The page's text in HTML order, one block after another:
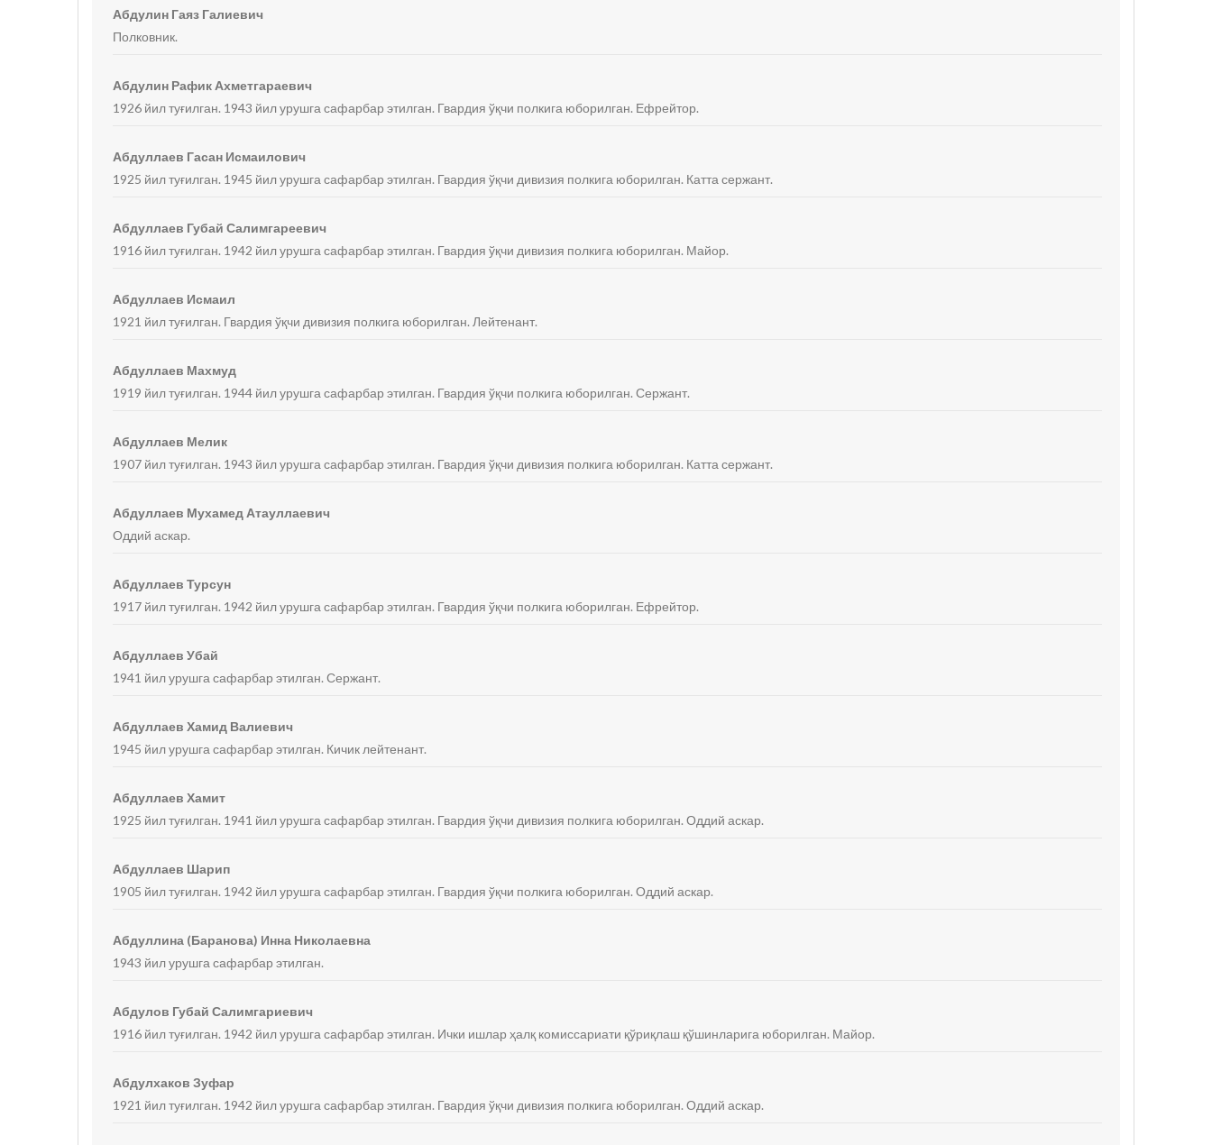
Абдулин Гаяз Галиевич
Полковник.
Абдулин Рафик Ахметгараевич
1926 йил туғилган. 1943 йил урушга сафарбар этилган. Гвардия ўқчи полкига юборилган. Ефрейтор.
Абдуллаев Гасан Исмаилович
1925 йил туғилган. 1945 йил урушга сафарбар этилган. Гвардия ўқчи дивизия полкига юборилган. Катта сержант.
Абдуллаев Губай Салимгареевич
1916 йил туғилган. 1942 йил урушга сафарбар этилган. Гвардия ўқчи дивизия полкига юборилган. Майор.
Абдуллаев Исмаил
1921 йил туғилган. Гвардия ўқчи дивизия полкига юборилган. Лейтенант.
Абдуллаев Махмуд
1919 йил туғилган. 1944 йил урушга сафарбар этилган. Гвардия ўқчи полкига юборилган. Сержант.
Абдуллаев Мелик
1907 йил туғилган. 1943 йил урушга сафарбар этилган. Гвардия ўқчи дивизия полкига юборилган. Катта сержант.
Абдуллаев Мухамед Атауллаевич
Оддий аскар.
Абдуллаев Турсун
1917 йил туғилган. 1942 йил урушга сафарбар этилган. Гвардия ўқчи полкига юборилган. Ефрейтор.
Абдуллаев Убай
1941 йил урушга сафарбар этилган. Сержант.
Абдуллаев Хамид Валиевич
1945 йил урушга сафарбар этилган. Кичик лейтенант.
Абдуллаев Хамит
1925 йил туғилган. 1941 йил урушга сафарбар этилган. Гвардия ўқчи дивизия полкига юборилган. Оддий аскар.
Абдуллаев Шарип
1905 йил туғилган. 1942 йил урушга сафарбар этилган. Гвардия ўқчи полкига юборилган. Оддий аскар.
Абдуллина (Баранова) Инна Николаевна
1943 йил урушга сафарбар этилган.
Абдулов Губай Салимгариевич
1916 йил туғилган. 1942 йил урушга сафарбар этилган. Ички ишлар ҳалқ комиссариати қўриқлаш қўшинларига юборилган. Майор.
Абдулхаков Зуфар
1921 йил туғилган. 1942 йил урушга сафарбар этилган. Гвардия ўқчи дивизия полкига юборилган. Оддий аскар.